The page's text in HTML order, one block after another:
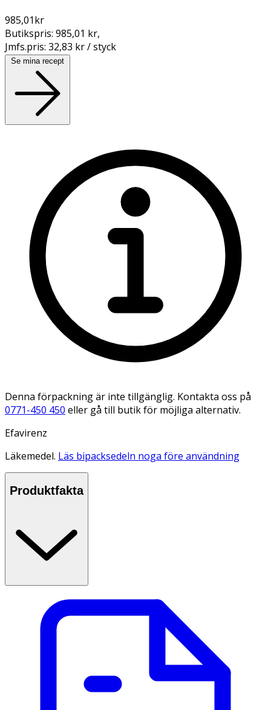
985,01kr
Butikspris: 985,01 kr,
Jmfs.pris: 32,83 kr / styck
Se mina recept
Denna förpackning är inte tillgänglig. Kontakta oss på
0771-450 450 eller gå till butik för möjliga alternativ.
Efavirenz
Läkemedel. Läs bipacksedeln noga före användning
Produktfakta